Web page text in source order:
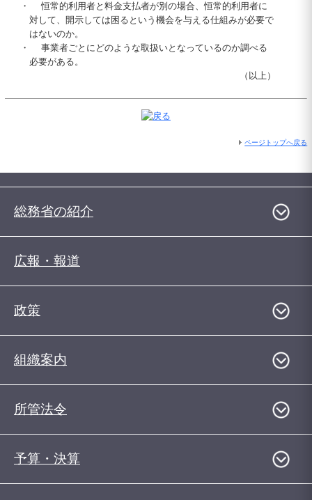
・
恒常的利用者と料金支払者が別の場合、恒常的利用者に
対して、開示しては困るという機会を与える仕組みが必要で
はないのか。
・
事業者ごとにどのような取扱いとなっているのか調べる
必要がある。
（以上）
ページトップへ戻る
総務省の紹介
広報・報道
政策
組織案内
所管法令
予算・決算